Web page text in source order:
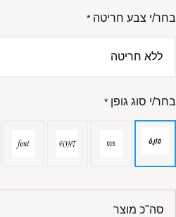
בחר/י צבע חריטה *
בחר/י סוג גופן *
סה"כ מוצר